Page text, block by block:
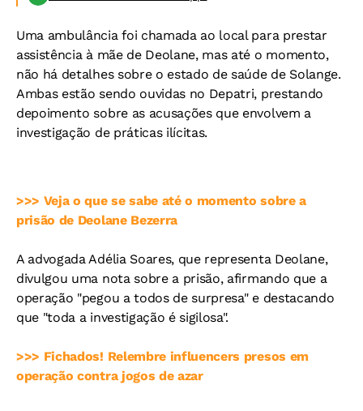
Uma ambulância foi chamada ao local para prestar
assistência à mãe de Deolane, mas até o momento,
não há detalhes sobre o estado de saúde de Solange.
Ambas estão sendo ouvidas no Depatri, prestando
depoimento sobre as acusações que envolvem a
investigação de práticas ilícitas.
>>> Veja o que se sabe até o momento sobre a
prisão de Deolane Bezerra
A advogada Adélia Soares, que representa Deolane,
divulgou uma nota sobre a prisão, afirmando que a
operação "pegou a todos de surpresa" e destacando
que "toda a investigação é sigilosa".
>>> Fichados! Relembre influencers presos em
operação contra jogos de azar